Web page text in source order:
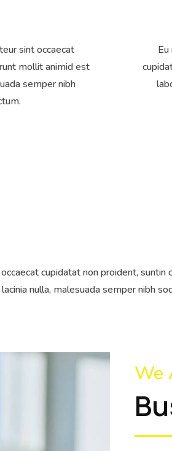
sint occaecat
mollit animid est
semper nibh
cupidatat non proident, suntin
nulla, malesuada semper nibh
We